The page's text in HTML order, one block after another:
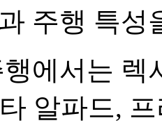
주행 특성
에서는 렉
알파드,